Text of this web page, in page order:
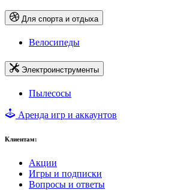
Для спорта и отдыха
Велосипеды
Электроинструменты
Пылесосы
Аренда игр и аккаунтов
Клиентам:
Акции
Игры и подписки
Вопросы и ответы